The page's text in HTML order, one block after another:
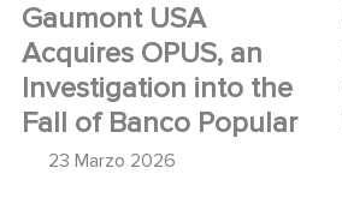
Gaumont USA
Acquires OPUS, an
Investigation into the
Fall of Banco Popular
23 Marzo 2026